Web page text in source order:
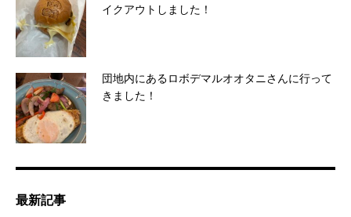
イクアウトしました！
団地内にあるロボデマルオオタニさんに行って
きました！
最新記事